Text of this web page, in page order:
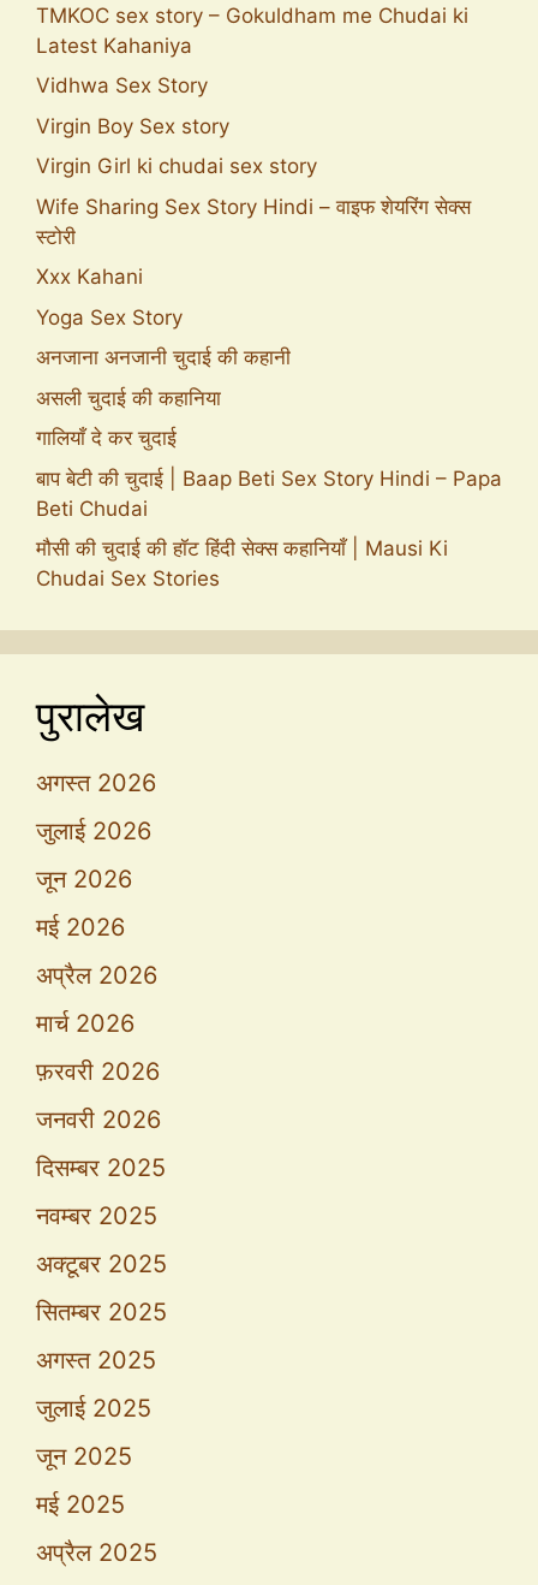
TMKOC sex story – Gokuldham me Chudai ki
Latest Kahaniya
Vidhwa Sex Story
Virgin Boy Sex story
Virgin Girl ki chudai sex story
Wife Sharing Sex Story Hindi – वाइफ शेयरिंग सेक्स
स्टोरी
Xxx Kahani
Yoga Sex Story
अनजाना अनजानी चुदाई की कहानी
असली चुदाई की कहानिया
गालियाँ दे कर चुदाई
बाप बेटी की चुदाई | Baap Beti Sex Story Hindi – Papa
Beti Chudai
मौसी की चुदाई की हॉट हिंदी सेक्स कहानियाँ | Mausi Ki
Chudai Sex Stories
पुरालेख
अगस्त 2026
जुलाई 2026
जून 2026
मई 2026
अप्रैल 2026
मार्च 2026
फ़रवरी 2026
जनवरी 2026
दिसम्बर 2025
नवम्बर 2025
अक्टूबर 2025
सितम्बर 2025
अगस्त 2025
जुलाई 2025
जून 2025
मई 2025
अप्रैल 2025